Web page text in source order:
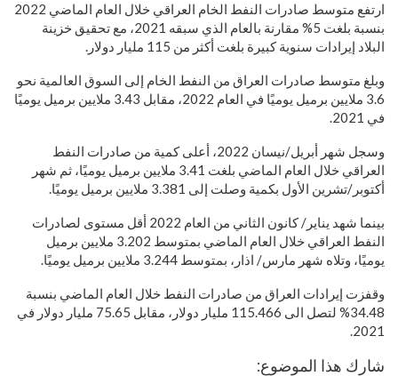
ارتفع متوسط صادرات النفط الخام العراقي خلال العام الماضي 2022
بنسبة بلغت 5% مقارنة بالعام الذي سبقه 2021، مع تحقيق خزينة
البلاد إيرادات سنوية كبيرة بلغت أكثر من 115 مليار دولار.
وبلغ متوسط صادرات العراق من النفط الخام إلى السوق العالمية نحو
3.6 ملايين برميل يوميًا في العام 2022، مقابل 3.43 ملايين برميل يوميًا
في 2021.
وسجل شهر أبريل/نيسان 2022، أعلى كمية من صادرات النفط
العراقي خلال العام الماضي بلغت 3.41 ملايين برميل يوميًا، ثم شهر
أكتوبر/تشرين الأول بكمية وصلت إلى 3.381 ملايين برميل يوميًا.
بينما شهد يناير/ كانون الثاني من العام 2022 أقل مستوى لصادرات
النفط العراقي خلال العام الماضي بمتوسط 3.202 ملايين برميل
يوميًا، وتلاه شهر مارس/ اذار، بمتوسط 3.244 ملايين برميل يوميًا.
وقفزت إيرادات العراق من صادرات النفط خلال العام الماضي بنسبة
34.48% لتصل الى 115.466 مليار دولار، مقابل 75.65 مليار دولار في
2021.
شارك هذا الموضوع: